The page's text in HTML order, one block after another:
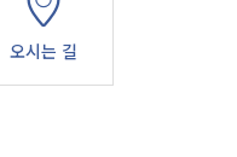
오시는 길